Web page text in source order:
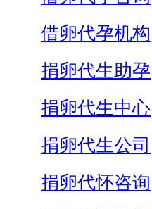
借卵代孕机构
捐卵代生助孕
捐卵代生中心
捐卵代生公司
捐卵代怀咨询